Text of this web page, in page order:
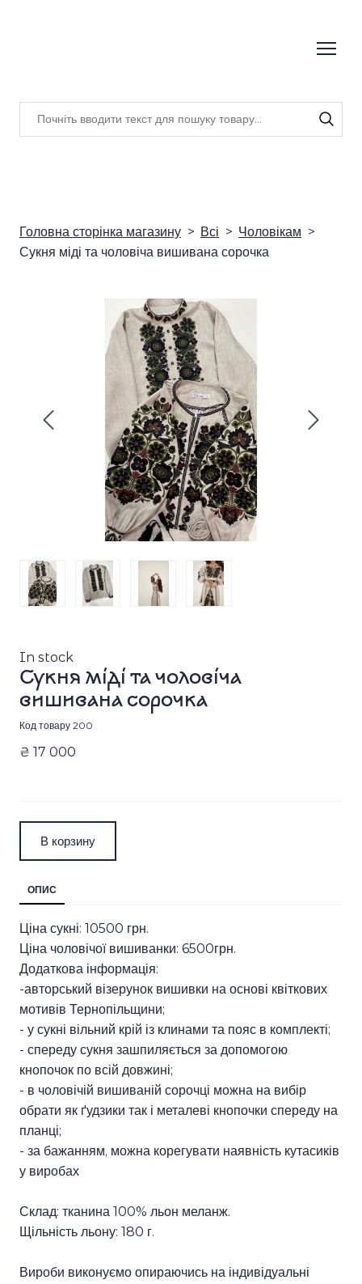
Головна сторінка магазину Всі
Чоловікам
Сукня міді та чоловіча вишивана сорочка
In stock
Сукня міді та чоловіча
вишивана сорочка
Код товару 200
₴ 17 000
В корзину
ОПИС
Ціна сукні: 10500 грн.
Ціна чоловічої вишиванки: 6500грн.
Додаткова інформація:
-авторський візерунок вишивки на основі квіткових
мотивів Тернопільщини;
- у сукні вільний крій із клинами та пояс в комплекті;
- спереду сукня зашпиляється за допомогою
кнопочок по всій довжині;
- в чоловічій вишиваній сорочці можна на вибір
обрати як ґудзики так і металеві кнопочки спереду на
планці;
- за бажанням, можна корегувати наявність кутасиків
у виробах
Склад: тканина 100% льон меланж.
Щільність льону: 180 г.
Вироби виконуємо опираючись на індивідуальні